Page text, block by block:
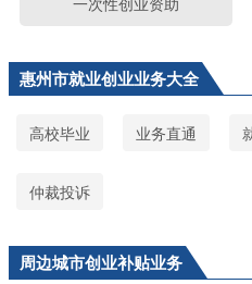
惠州市就业创业业务大全
高校毕业 业务直通
仲裁投诉
周边城市创业补贴业务